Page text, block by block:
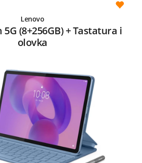
Lenovo
5G (8+256GB) + Tastatura i
olovka